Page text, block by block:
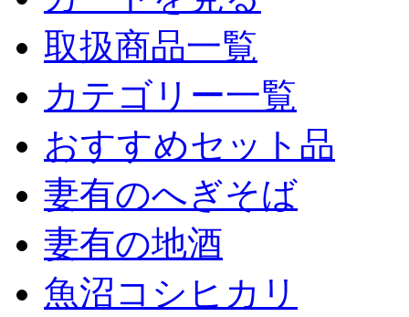
取扱商品一覧
カテゴリー一覧
おすすめセット品
妻有のへぎそば
妻有の地酒
魚沼コシヒカリ